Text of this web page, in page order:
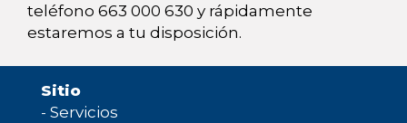
teléfono 663 000 630 y rápidamente
estaremos a tu disposición.
Sitio
- Servicios